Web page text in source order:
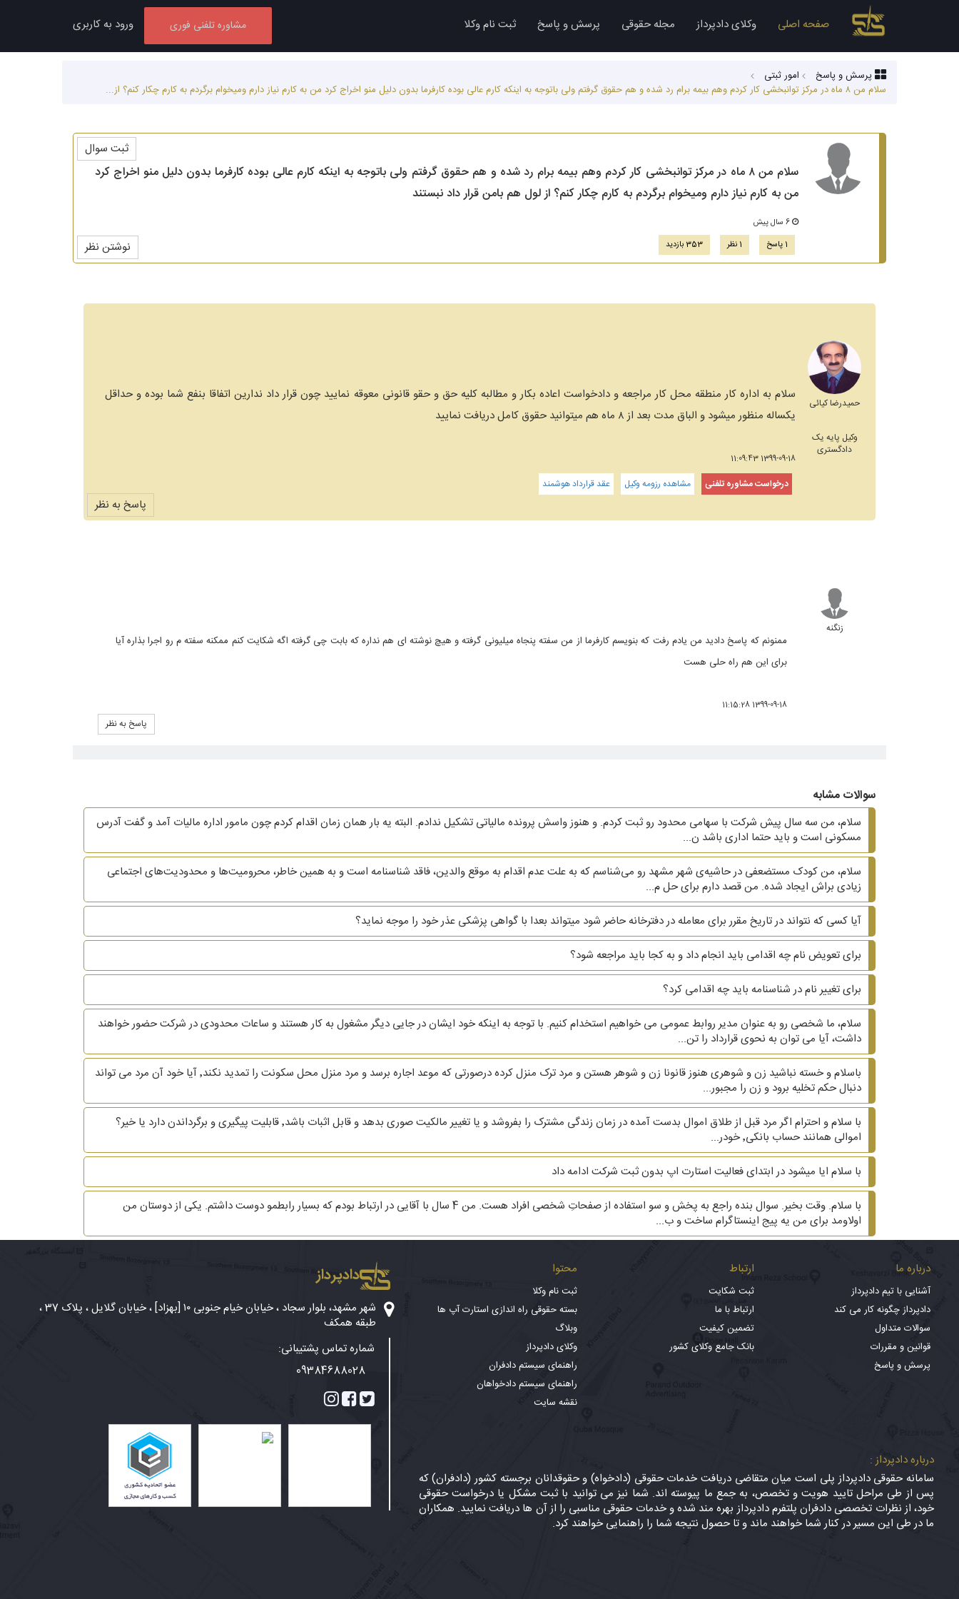
صفحه اصلی وکلای دادپرداز مجله حقوقی پرسش و پاسخ ثبت نام وکلا مشاوره تلفنی فوری ورود به کاربری
پرسش و پاسخ
امور ثبتی
سلام من ۸ ماه در مرکز توانبخشی کار کردم وهم بیمه برام رد شده و هم حقوق گرفتم ولی باتوجه به اینکه کارم عالی بوده کارفرما بدون دلیل منو اخراج کرد من به کارم نیاز دارم ومیخوام برگردم به کارم چکار کنم؟ از...
سلام من ۸ ماه در مرکز توانبخشی کار کردم وهم بیمه برام رد شده و هم حقوق گرفتم ولی باتوجه به اینکه کارم عالی بوده کارفرما بدون دلیل منو اخراج کرد
من به کارم نیاز دارم ومیخوام برگردم به کارم چکار کنم؟ از لول هم بامن قرار داد نبستند
6 سال پیش
1 پاسخ
1 نظر 353 بازدید نوشتن نظر
ثبت سوال
حمیدرضا کیائی
وکیل پایه یک
دادگستری
سلام به اداره کار منطقه محل کار مراجعه و دادخواست اعاده بکار و مطالبه کلیه حق و حقو قانونی معوقه نمایید چون قرار داد ندارین اتفاقا بنفع شما بوده و حداقل
یکساله منظور میشود و الباق مدت بعد از ۸ ماه هم میتوانید حقوق کامل دریافت نمایید
1399-09-18 11:09:43
درخواست مشاوره تلفنی مشاهده رزومه وکیل عقد قرارداد هوشمند
پاسخ به نظر
زنگنه
ممنونم که پاسخ دادید من یادم رفت که بنویسم کارفرما از من سفته پنجاه میلیونی گرفته و هیچ نوشته ای هم نداره که بابت چی گرفته اگه شکایت کنم ممکنه سفته م رو اجرا بذاره آیا
برای این هم راه حلی هست
1399-09-18 11:15:28
پاسخ به نظر
سوالات مشابه
سلام، من سه سال پیش شرکت با سهامی محدود رو ثبت کردم. و هنوز واسش پرونده مالیاتی تشکیل ندادم. البته یه بار همان زمان اقدام کردم چون مامور اداره مالیات آمد و گفت آدرس
مسکونی است و باید حتما اداری باشد ن...
سلام، من کودک مستضعفی در حاشیه‌ی شهر مشهد رو می‌شناسم که به علت عدم اقدام به موقع والدین، فاقد شناسنامه است و به همین خاطر، محرومیت‌ها و محدودیت‌های اجتماعی
زیادی براش ایجاد شده. من قصد دارم برای حل م...
آیا کسی که نتواند در تاریخ مقرر برای معامله در دفترخانه حاضر شود میتواند بعدا با گواهی پزشکی عذر خود را موجه نماید؟
برای تعویض نام چه اقدامی باید انجام داد و به کجا باید مراجعه شود؟
برای تغییر نام در شناسنامه باید چه اقدامی کرد؟
سلام، ما شخصی رو به عنوان مدیر روابط عمومی می خواهیم استخدام کنیم. با توجه به اینکه خود ایشان در جایی دیگر مشغول به کار هستند و ساعات محدودی در شرکت حضور خواهند
داشت، آیا می توان به نحوی قرارداد را تن...
باسلام و خسته نباشید زن و شوهری هنوز قانونا زن و شوهر هستن و مرد ترک منزل کرده درصورتی که موعد اجاره برسد و مرد منزل محل سکونت را تمدید نکند٬ آیا خود آن مرد می تواند
دنبال حکم تخلیه برود و زن را مجبور...
با سلام و احترام اگر مرد قبل از طلاق اموال بدست آمده در زمان زندگی مشترک را بفروشد و یا تغییر مالکیت صوری بدهد و قابل اثبات باشد٬ قابلیت پیگیری و برگرداندن دارد یا خیر؟
اموالی همانند حساب بانکی٬ خودر...
با سلام ایا میشود در ابتدای فعالیت استارت اپ بدون ثبت شرکت ادامه داد
با سلام. وقت بخیر. سوال بنده راجع به پخش و سو استفاده از صفحاتِ شخصی افراد هست. من 4 سال با آقایی در ارتباط بودم که بسیار رابطمو دوست داشتم. یکی از دوستان من
اولاومد برای من یه پیج اینستاگرام ساخت و ب...
درباره ما
آشنایی با تیم دادپرداز
دادپرداز چگونه کار می کند
سوالات متداول
قوانین و مقررات
پرسش و پاسخ
ارتباط
ثبت شکایت
ارتباط با ما
تضمین کیفیت
بانک جامع وکلای کشور
محتوا
ثبت نام وکلا
بسته حقوقی راه اندازی استارت آپ ها
وبلاگ
وکلای دادپرداز
راهنمای سیستم دادفران
راهنمای سیستم دادخواهان
نقشه سایت
درباره دادپرداز :
سامانه حقوقی دادپرداز پلی است میان متقاضی دریافت خدمات حقوقی (دادخواه) و حقوقدانان برجسته کشور (دادفران) که
پس از طی مراحل تایید هویت و تخصص، به جمع ما پیوسته اند. شما نیز می توانید با ثبت مشکل یا درخواست حقوقی
خود، از نظرات تخصصی دادفران پلتفرم دادپرداز بهره مند شده و خدمات حقوقی مناسبی را از آن ها دریافت نمایید. همکاران
ما در طی این مسیر در کنار شما خواهند ماند و تا حصول نتیجه شما را راهنمایی خواهند کرد.
دادپرداز
شهر مشهد، بلوار سجاد ، خیابان خیام جنوبی ۱۰ [بهزاد] ، خیابان گلایل ، پلاک 37 ،
طبقه همکف
شماره تماس پشتیبانی:
09384688028